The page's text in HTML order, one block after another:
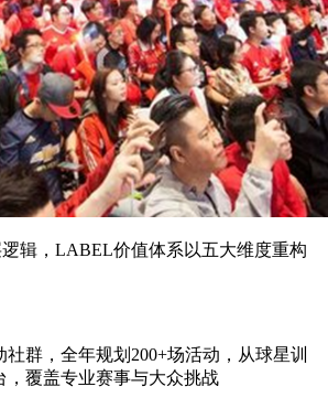
辑，LABEL价值体系以五大维度重构
社群，全年规划200+场活动，从球星训
，覆盖专业赛事与大众挑战